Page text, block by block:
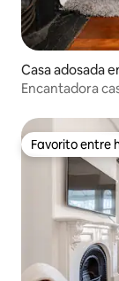
Casa adosada
Encantadora
Favorito entre
Favorito entre